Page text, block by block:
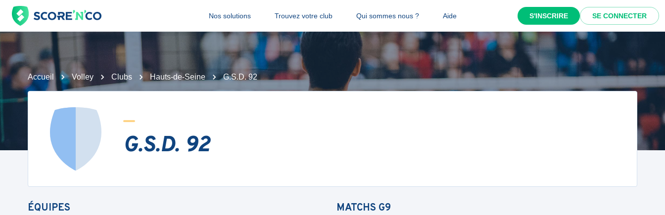
Nos solutions Trouvez votre club Qui sommes nous ? Aide S'INSCRIRE SE CONNECTER
Accueil Volley Clubs Hauts-de-Seine G.S.D. 92
G.S.D. 92
ÉQUIPES MATCHS G9